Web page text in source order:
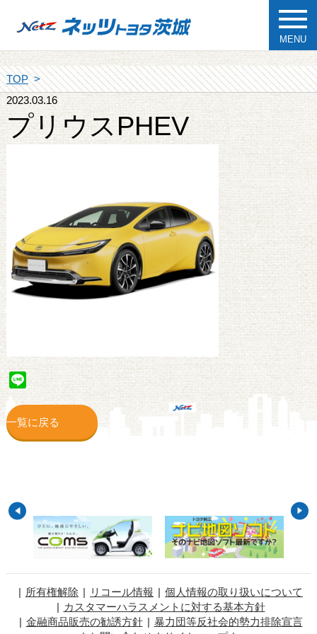
MENU
TOP
2023.03.16
プリウスPHEV
Line
一覧に戻る
所有権解除 リコール情報
個人情報の取り扱いについて
カスタマーハラスメントに対する基本方針
金融商品販売の勧誘方針
暴力団等反社会的勢力排除宣言